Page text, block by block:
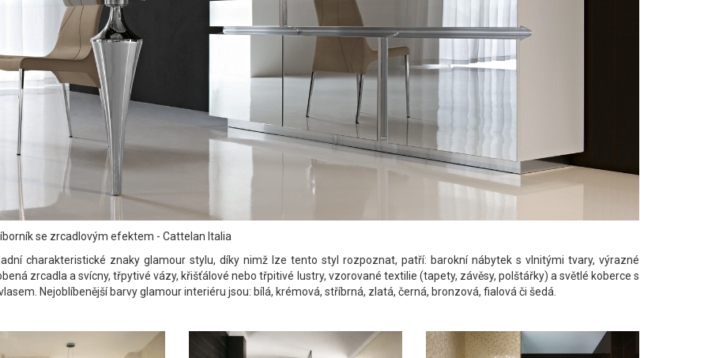
se zrcadlovým efektem - Cattelan Italia
charakteristické znaky glamour stylu, díky nimž lze tento styl rozpoznat, patří: barokní nábytek s vlnitými tvary, výrazné
zrcadla a svícny, třpytivé vázy, křišťálové nebo třpitivé lustry, vzorované textilie (tapety, závěsy, polštářky) a světlé koberce s
Nejoblíbenější barvy glamour interiéru jsou: bílá, krémová, stříbrná, zlatá, černá, bronzová, fialová či šedá.